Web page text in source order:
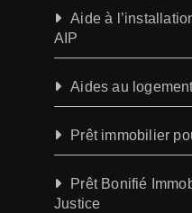
Aide à
AIP
Aides au
Prêt immobilier
Prêt Bonifié
Justice